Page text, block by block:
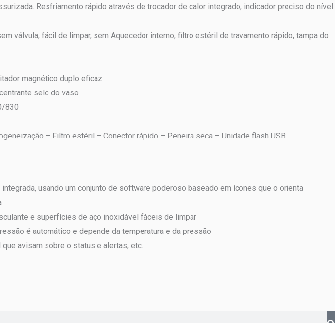
Resfriamento rápido através de trocador de calor integrado, indicador preciso do nível
válvula, fácil de limpar, sem Aquecedor interno, filtro estéril de travamento rápido, tampa do
magnético duplo eficaz
selo do vaso
830
– Filtro estéril – Conector rápido – Peneira seca – Unidade flash USB
usando um conjunto de software poderoso baseado em ícones que o orienta
e superfícies de aço inoxidável fáceis de limpar
é automático e depende da temperatura e da pressão
avisam sobre o status e alertas, etc.